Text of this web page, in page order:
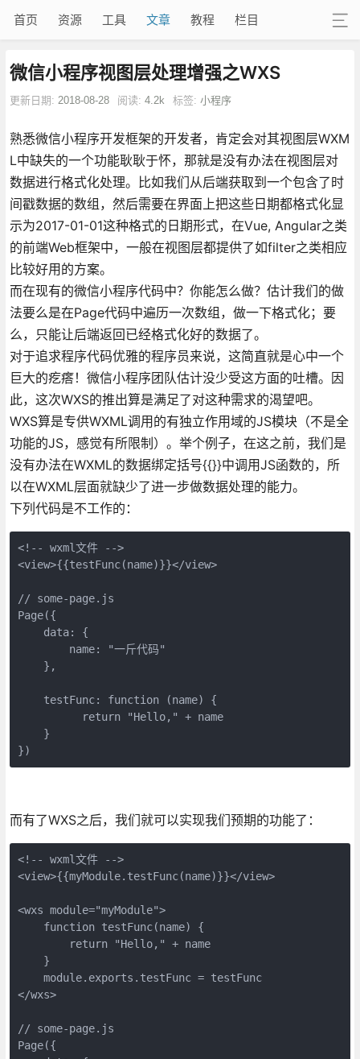
首页 资源 工具 文章 教程 栏目
微信小程序视图层处理增强之WXS
更新日期: 2018-08-28 阅读: 4.2k 标签: 小程序
熟悉微信小程序开发框架的开发者，肯定会对其视图层WXM
L中缺失的一个功能耿耿于怀，那就是没有办法在视图层对
数据进行格式化处理。比如我们从后端获取到一个包含了时
间戳数据的数组，然后需要在界面上把这些日期都格式化显
示为2017-01-01这种格式的日期形式，在Vue, Angular之类
的前端Web框架中，一般在视图层都提供了如filter之类相应
比较好用的方案。
而在现有的微信小程序代码中？你能怎么做？估计我们的做
法要么是在Page代码中遍历一次数组，做一下格式化；要
么，只能让后端返回已经格式化好的数据了。
对于追求程序代码优雅的程序员来说，这简直就是心中一个
巨大的疙瘩！微信小程序团队估计没少受这方面的吐槽。因
此，这次WXS的推出算是满足了对这种需求的渴望吧。
WXS算是专供WXML调用的有独立作用域的JS模块（不是全
功能的JS，感觉有所限制）。举个例子，在这之前，我们是
没有办法在WXML的数据绑定括号{{}}中调用JS函数的，所
以在WXML层面就缺少了进一步做数据处理的能力。
下列代码是不工作的：
<!-- wxml文件 -->
<view>{{testFunc(name)}}</view>
// some-page.js
Page({
    data: {
        name: "一斤代码"
    },
    testFunc: function (name) {
          return "Hello," + name
    }
})
而有了WXS之后，我们就可以实现我们预期的功能了：
<!-- wxml文件 -->
<view>{{myModule.testFunc(name)}}</view>
<wxs module="myModule">
    function testFunc(name) {
        return "Hello," + name
    }
    module.exports.testFunc = testFunc
</wxs>
// some-page.js
Page({